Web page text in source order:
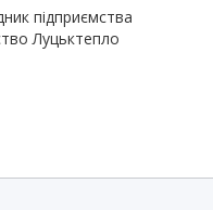
підприємства
Луцьктепло